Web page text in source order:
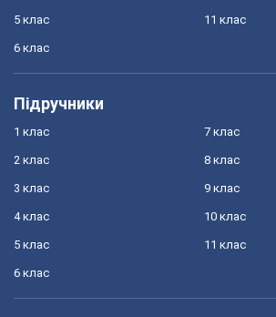
5 клас
6 клас
11 клас
Підручники
1 клас
2 клас
3 клас
4 клас
5 клас
6 клас
7 клас
8 клас
9 клас
10 клас
11 клас